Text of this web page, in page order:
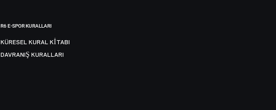
R6 E-SPOR KURALLARI
KÜRESEL KURAL KITABI
DAVRANIŞ KURALLARI